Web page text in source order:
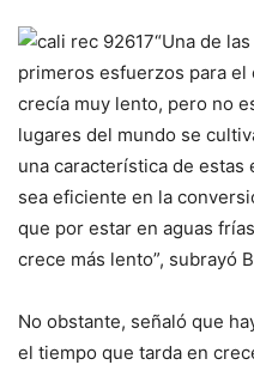
“Una de
primeros esfuerzos para
crecía muy lento, pero no
lugares del mundo se
una característica de
sea eficiente en la
que por estar en aguas
crece más lento”, subrayó
No obstante, señaló que
el tiempo que tarda en